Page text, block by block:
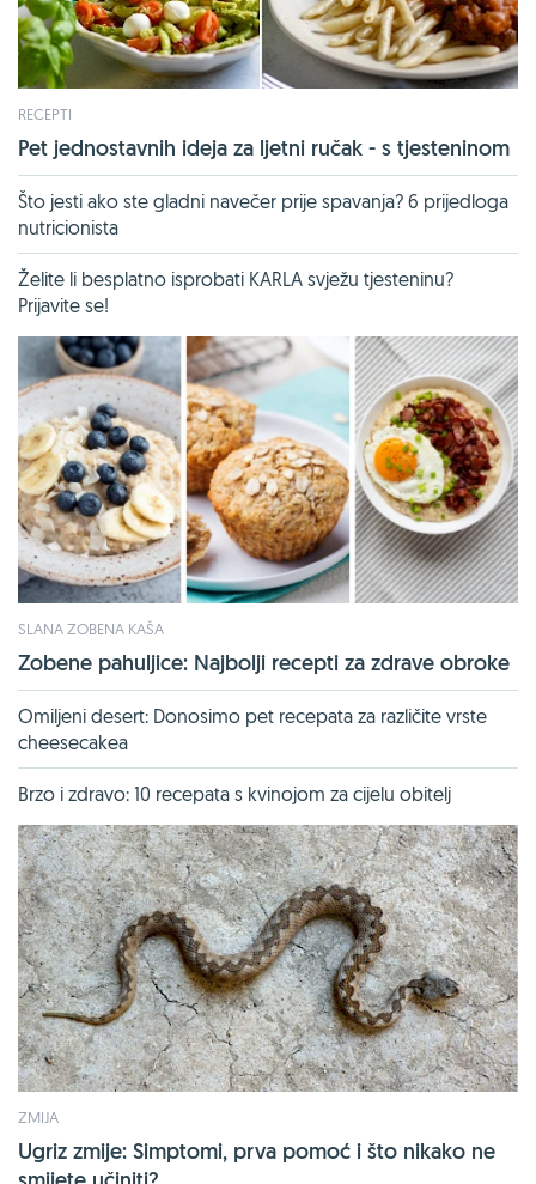
RECEPTI
Pet jednostavnih ideja za ljetni ručak - s tjesteninom
Što jesti ako ste gladni navečer prije spavanja? 6 prijedloga
nutricionista
Želite li besplatno isprobati KARLA svježu tjesteninu?
Prijavite se!
SLANA ZOBENA KAŠA
Zobene pahuljice: Najbolji recepti za zdrave obroke
Omiljeni desert: Donosimo pet recepata za različite vrste
cheesecakea
Brzo i zdravo: 10 recepata s kvinojom za cijelu obitelj
ZMIJA
Ugriz zmije: Simptomi, prva pomoć i što nikako ne